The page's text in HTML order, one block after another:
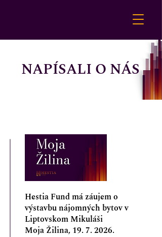
NAPÍSALI O NÁS
Hestia Fund má záujem o
výstavbu nájomných bytov v
Liptovskom Mikuláši
Moja Žilina, 19. 7. 2026.